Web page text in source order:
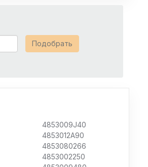
Подобрать
4853009J40
4853012A90
4853080266
4853002250